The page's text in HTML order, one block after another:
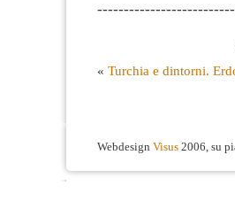
« Turchia e dintorni.
Webdesign Visus 2006, su